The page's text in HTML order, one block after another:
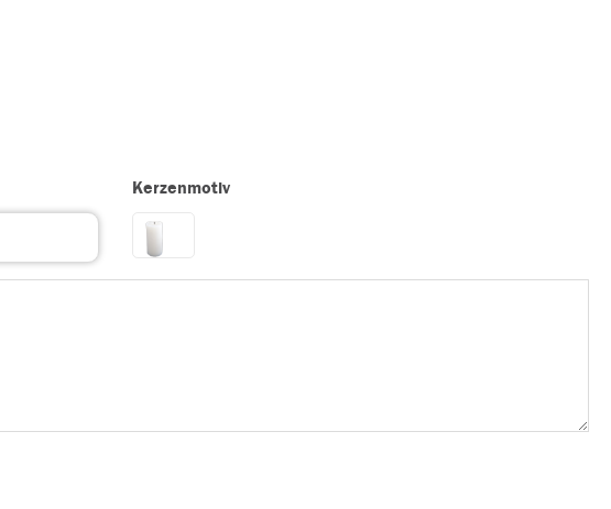
Kerzenmotiv